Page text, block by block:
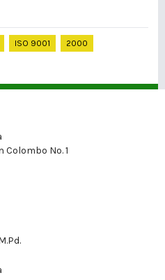
ISO 9001
2000
No. 1